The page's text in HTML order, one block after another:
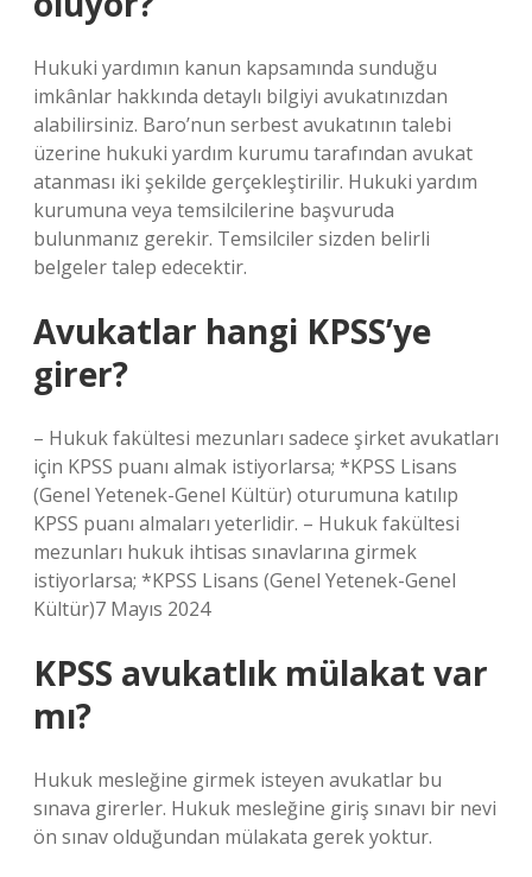
Hukuki yardımın kanun kapsamında sunduğu
imkânlar hakkında detaylı bilgiyi avukatınızdan
alabilirsiniz. Baro’nun serbest avukatının talebi
üzerine hukuki yardım kurumu tarafından avukat
atanması iki şekilde gerçekleştirilir. Hukuki yardım
kurumuna veya temsilcilerine başvuruda
bulunmanız gerekir. Temsilciler sizden belirli
belgeler talep edecektir.
Avukatlar hangi KPSS’ye
girer?
– Hukuk fakültesi mezunları sadece şirket avukatları
için KPSS puanı almak istiyorlarsa; *KPSS Lisans
(Genel Yetenek-Genel Kültür) oturumuna katılıp
KPSS puanı almaları yeterlidir. – Hukuk fakültesi
mezunları hukuk ihtisas sınavlarına girmek
istiyorlarsa; *KPSS Lisans (Genel Yetenek-Genel
Kültür)7 Mayıs 2024
KPSS avukatlık mülakat var
mı?
Hukuk mesleğine girmek isteyen avukatlar bu
sınava girerler. Hukuk mesleğine giriş sınavı bir nevi
ön sınav olduğundan mülakata gerek yoktur.